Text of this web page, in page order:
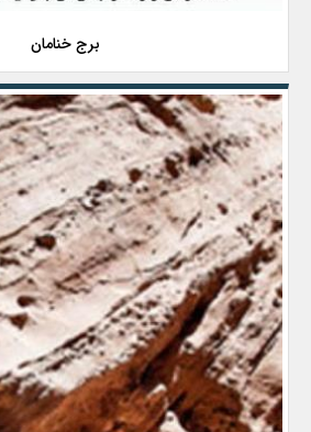
برج خنامان